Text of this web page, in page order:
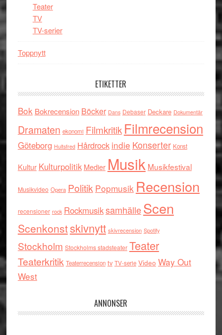
Teater
TV
TV-serier
Toppnytt
ETIKETTER
Bok Bokrecension Böcker Dans Debaser Deckare Dokumentär
Dramaten ekonomi Filmkritik Filmrecension
Göteborg Hultsfred Hårdrock indie Konserter Konst
Kultur Kulturpolitik Medier Musik Musikfestival
Musikvideo Opera Politik Popmusik Recension
recensioner rock RockmusiksamhälleScen
Scenkonstskivnytt skivrecension Spotify
Stockholm Stockholms stadsteater Teater
Teaterkritik Teaterrecension tv TV-serie Video Way Out
West
ANNONSER